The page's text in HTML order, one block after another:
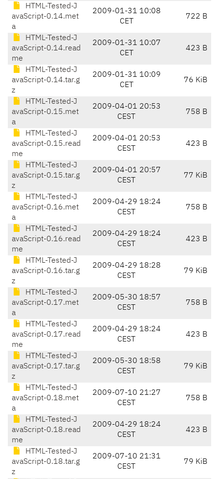
HTML-Tested-J
avaScript-0.14.met
a
2009-01-31 10:08
CET
722 B
HTML-Tested-J
avaScript-0.14.read
me
2009-01-31 10:07
CET
423 B
HTML-Tested-J
avaScript-0.14.tar.g
z
2009-01-31 10:09
CET
76 KiB
HTML-Tested-J
avaScript-0.15.met
a
2009-04-01 20:53
CEST
758 B
HTML-Tested-J
avaScript-0.15.read
me
2009-04-01 20:53
CEST
423 B
HTML-Tested-J
avaScript-0.15.tar.g
z
2009-04-01 20:57
CEST
77 KiB
HTML-Tested-J
avaScript-0.16.met
a
2009-04-29 18:24
CEST
758 B
HTML-Tested-J
avaScript-0.16.read
me
2009-04-29 18:24
CEST
423 B
HTML-Tested-J
avaScript-0.16.tar.g
z
2009-04-29 18:28
CEST
79 KiB
HTML-Tested-J
avaScript-0.17.met
a
2009-05-30 18:57
CEST
758 B
HTML-Tested-J
avaScript-0.17.read
me
2009-04-29 18:24
CEST
423 B
HTML-Tested-J
avaScript-0.17.tar.g
z
2009-05-30 18:58
CEST
79 KiB
HTML-Tested-J
avaScript-0.18.met
a
2009-07-10 21:27
CEST
758 B
HTML-Tested-J
avaScript-0.18.read
me
2009-04-29 18:24
CEST
423 B
HTML-Tested-J
avaScript-0.18.tar.g
z
2009-07-10 21:31
CEST
79 KiB